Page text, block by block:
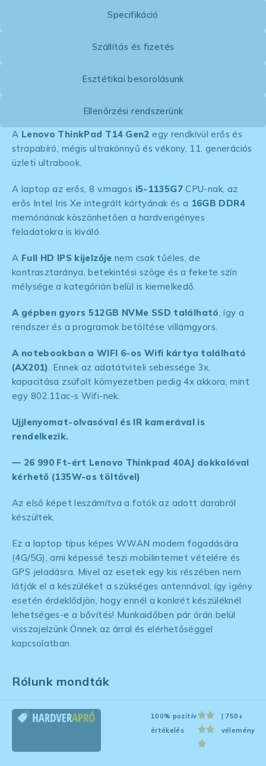
Specifikáció
Szállítás és fizetés
Esztétikai besorolásunk
Ellenőrzési rendszerünk
A Lenovo ThinkPad T14 Gen2 egy rendkívül erős és
strapabíró, mégis ultrakönnyű és vékony, 11. generációs
üzleti ultrabook.
A laptop az erős, 8 v.magos i5-1135G7CPU-nak, az
erős Intel Iris Xe integrált kártyának és a 16GB DDR4
memóriának köszönhetően a hardverigényes
feladatokra is kiváló.
A Full HD IPS kijelzője nem csak tűéles, de
kontrasztaránya, betekintési szöge és a fekete szín
mélysége a kategórián belül is kiemelkedő.
A gépben gyors 512GB NVMe SSD található, így a
rendszer és a programok betöltése villámgyors.
A notebookban a WIFI 6-os Wifi kártya található
(AX201). Ennek az adatátviteli sebessége 3x,
kapacitása zsúfolt környezetben pedig 4x akkora, mint
egy 802.11ac-s Wifi-nek.
Ujjlenyomat-olvasóval és IR kamerával is
rendelkezik.
— 26 990 Ft-ért Lenovo Thinkpad 40AJ dokkolóval
kérhető (135W-os töltővel)
Az első képet leszámítva a fotók az adott darabról
készültek.
Ez a laptop típus képes WWAN modem fogadására
(4G/5G), ami képessé teszi mobilinternet vételére és
GPS jeladásra. Mivel az esetek egy kis részében nem
látják el a készüléket a szükséges antennával, így igény
esetén érdeklődjön, hogy ennél a konkrét készüléknél
lehetséges-e a bővítés! Munkaidőben pár órán belül
visszajelzünk Önnek az árral és elérhetőséggel
kapcsolatban.
Rólunk mondták
100% pozitív
értékelés
| 750+
vélemény